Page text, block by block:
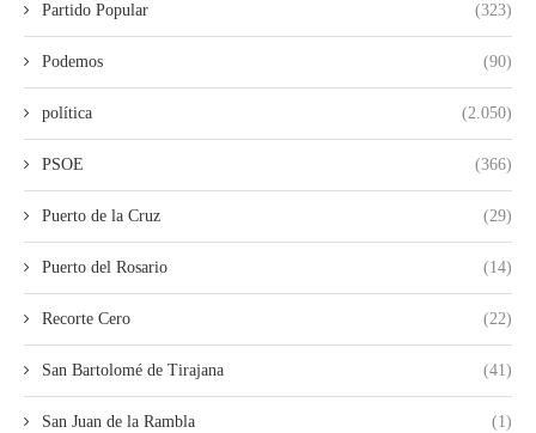
Partido Popular (323)
Podemos (90)
política (2.050)
PSOE (366)
Puerto de la Cruz (29)
Puerto del Rosario (14)
Recorte Cero (22)
San Bartolomé de Tirajana (41)
San Juan de la Rambla (1)